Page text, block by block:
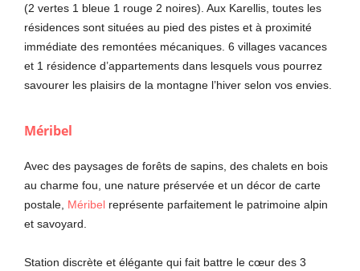
(2 vertes 1 bleue 1 rouge 2 noires). Aux Karellis, toutes les
résidences sont situées au pied des pistes et à proximité
immédiate des remontées mécaniques. 6 villages vacances
et 1 résidence d’appartements dans lesquels vous pourrez
savourer les plaisirs de la montagne l’hiver selon vos envies.
Méribel
Avec des paysages de forêts de sapins, des chalets en bois
au charme fou, une nature préservée et un décor de carte
postale, Méribel représente parfaitement le patrimoine alpin
et savoyard.
Station discrète et élégante qui fait battre le cœur des 3